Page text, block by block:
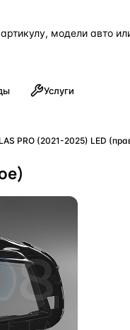
Услуги
PRO (2021-2025) LED